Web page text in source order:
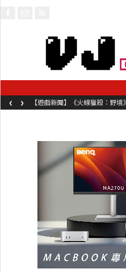
【遊戲新聞】《火線獵殺：野
容同時系舊作限時超平價折扣
‹ ›